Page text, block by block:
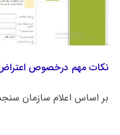
نکات مهم درخصوص اعتراض
بر اساس اعلام سازمان